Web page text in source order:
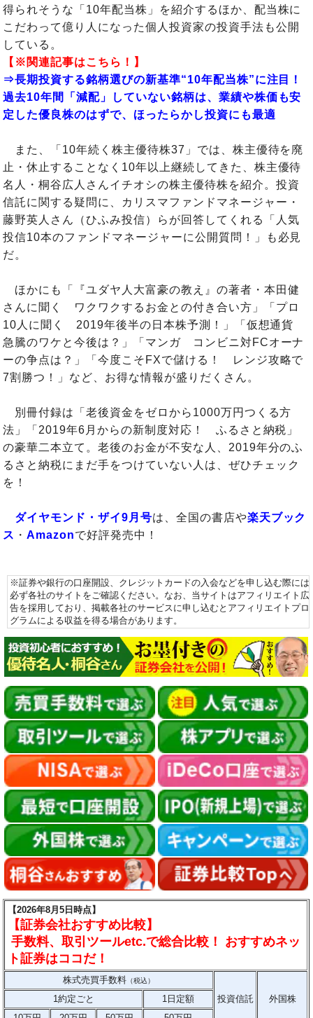
得られそうな「10年配当株」を紹介するほか、配当株に
こだわって億り人になった個人投資家の投資手法も公開
している。
【※関連記事はこちら！】
⇒長期投資する銘柄選びの新基準“10年配当株”に注目！
過去10年間「減配」していない銘柄は、業績や株価も安
定した優良株のはずで、ほったらかし投資にも最適
また、「10年続く株主優待株37」では、株主優待を廃
止・休止することなく10年以上継続してきた、株主優待
名人・桐谷広人さんイチオシの株主優待株を紹介。投資
信託に関する疑問に、カリスマファンドマネージャー・
藤野英人さん（ひふみ投信）らが回答してくれる「人気
投信10本のファンドマネージャーに公開質問！」も必見
だ。
ほかにも「『ユダヤ人大富豪の教え』の著者・本田健
さんに聞く ワクワクするお金との付き合い方」「プロ
10人に聞く 2019年後半の日本株予測！」「仮想通貨
急騰のワケと今後は？」「マンガ コンビニ対FCオーナ
ーの争点は？」「今度こそFXで儲ける！ レンジ攻略で
7割勝つ！」など、お得な情報が盛りだくさん。
別冊付録は「老後資金をゼロから1000万円つくる方
法」「2019年6月からの新制度対応！ ふるさと納税」
の豪華二本立て。老後のお金が不安な人、2019年分のふ
るさと納税にまだ手をつけていない人は、ぜひチェック
を！
ダイヤモンド・ザイ9月号は、全国の書店や楽天ブック
ス ・Amazonで好評発売中！
※証券や銀行の口座開設、クレジットカードの入会などを申し込む際には
必ず各社のサイトをご確認ください。なお、当サイトはアフィリエイト広
告を採用しており、掲載各社のサービスに申し込むとアフィリエイトプロ
グラムによる収益を得る場合があります。
【2026年8月5日時点】
【証券会社おすすめ比較】
手数料、取引ツールetc.で総合比較！ おすすめネッ
ト証券はココだ！
株式売買手数料 （税込）
投資信託 外国株
1約定ごと
1日定額